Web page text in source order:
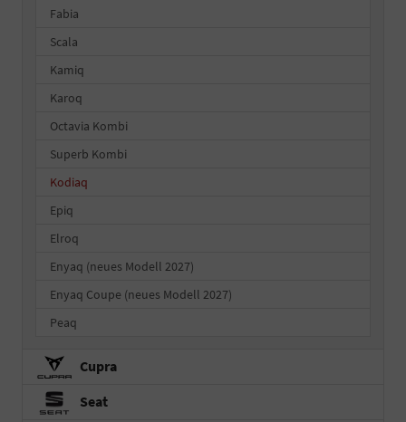
Fabia
Scala
Kamiq
Karoq
Octavia Kombi
Superb Kombi
Kodiaq
Epiq
Elroq
Enyaq (neues Modell 2027)
Enyaq Coupe (neues Modell 2027)
Peaq
Cupra
Seat